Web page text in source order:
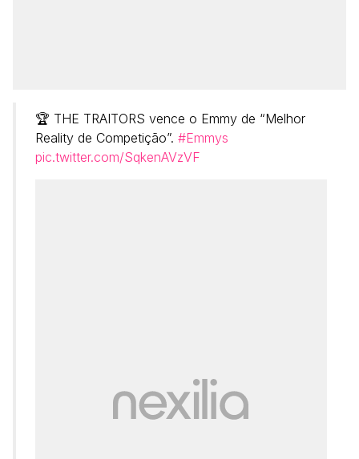
🏆 THE TRAITORS vence o Emmy de “Melhor
Reality de Competição”. #Emmys
pic.twitter.com/SqkenAVzVF